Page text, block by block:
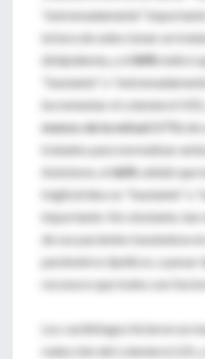
"extremadamente"
la hora de seleccionar un
dislipidemia, y el84%indicó
"bastante" o
incrementar el colesterol
menos de la mitad(47%) de
tratados para normalizar
Asimismo, el66%señaló que
triglicéridos es "bastante" o
importante. No obstante, tan
de sus pacientes basándose
parámetros lipídicos, a pesar
reconoce que todos son
Los cardiólogos hicieron un
reducción del colesterol LDL